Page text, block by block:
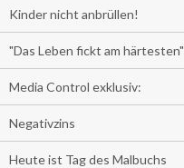
Kinder nicht anbrüllen!
"Das Leben fickt am härtesten"
Media Control exklusiv:
Negativzins
Heute ist Tag des Malbuchs